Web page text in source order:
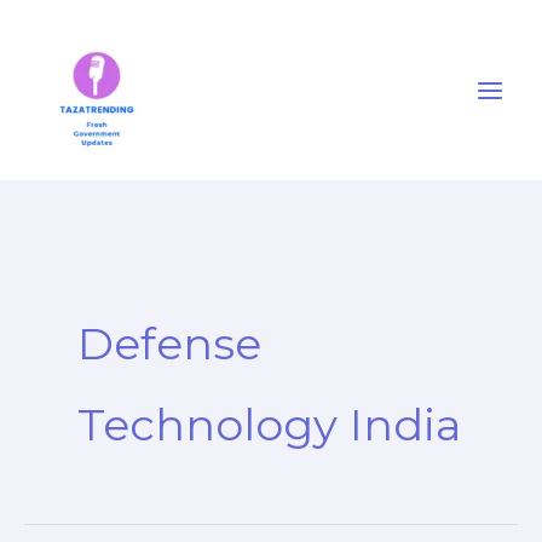
Defense
Technology India